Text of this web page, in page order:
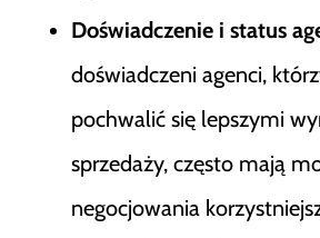
Doświadczenie i status
doświadczeni agenci,
pochwalić się lepszymi
sprzedaży, często mają
negocjowania